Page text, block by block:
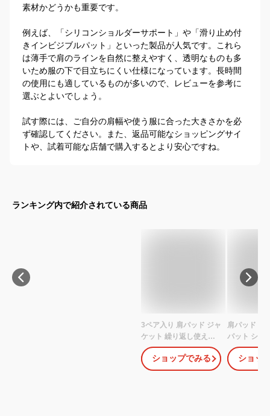
素材かどうかも重要です。
例えば、「シリコンショルダーサポート」や「滑り止め付
きインビジブルパット」といった製品が人気です。これら
は薄手で肩のラインを自然に整えやすく、透明なものも多
いため服の下で目立ちにくい仕様になっています。長時間
の使用にも適しているものが多いので、レビューを参考に
選ぶとよいでしょう。
試す際には、ご自分の肩幅や使う服に合った大きさかを必
ず確認してください。また、返品可能なショッピングサイ
トや、試着可能な店舗で購入するとより安心ですね。
ランキング内で紹介されている商品
3ペア入り 肩パッド ジャ
ケット 繰り返し使える
粘着式 シームレス 響き
にくい フォーマルスー
ツ 貼り付けタイプ 透明
ショップでみる
肩パッド な
パット シリ
つけるだけ
ボディメイ
ャケット 男
ショッ